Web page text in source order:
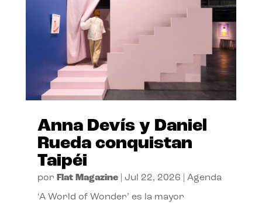
Anna Devís y Daniel
Rueda conquistan
Taipéi
por Flat Magazine| Jul 22, 2026 Agenda
‘A World of Wonder’ es la mayor